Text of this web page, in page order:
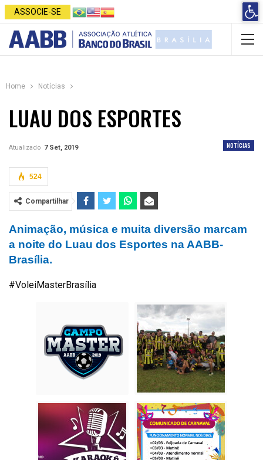
ASSOCIE-SE
Home Notícias
LUAU DOS ESPORTES
NOTÍCIAS
Atualizado 7 Set, 2019
524
Compartilhar
Animação, música e muita diversão marcam
a noite do Luau dos Esportes na AABB-
Brasília.
#VoleiMasterBrasília